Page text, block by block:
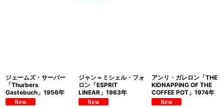
ジェームズ・サーバー
「Thurbers
Gastebuch」1956年
ジャン＝ミシェル・フォ
ロン「ESPRIT
LINEAR」1963年
アンリ・ガレロン「THE
KIDNAPPING OF THE
COFFEE POT」1974年